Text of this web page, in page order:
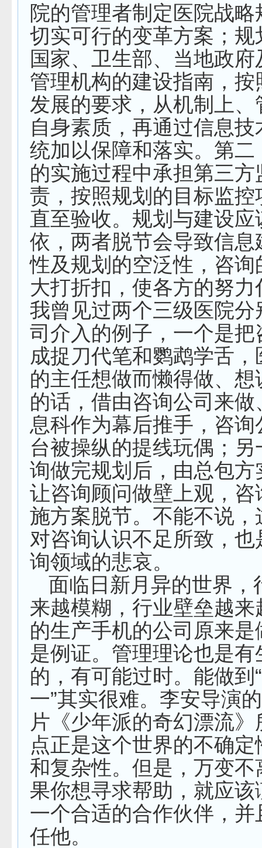
院的管理者制定医院战
切实可行的变革方案；规
国家、卫生部、当地政
管理机构的建设指南，按
发展的要求，从机制上、
自身素质，再通过信息
统加以保障和落实。第二
的实施过程中承担第三方
责，按照规划的目标监控
直至验收。规划与建设应
依，两者脱节会导致信息
性及规划的空泛性，咨询
大打折扣，使各方的努力
我曾见过两个三级医院分
司介入的例子，一个是把
成捉刀代笔和鹦鹉学舌
的主任想做而懒得做、想
的话，借由咨询公司来做
息科作为幕后推手，咨询
台被操纵的提线玩偶；
询做完规划后，由总包方
让咨询顾问做壁上观，咨
施方案脱节。不能不说，
对咨询认识不足所致，也
询领域的悲哀。
面临日新月异的世界，
来越模糊，行业壁垒越来
的生产手机的公司原来是
是例证。管理理论也是有
的，有可能过时。能做到
一”其实很难。李安导演
片《少年派的奇幻漂流
点正是这个世界的不确
和复杂性。但是，万变不
果你想寻求帮助，就应该
一个合适的合作伙伴，并
任他。